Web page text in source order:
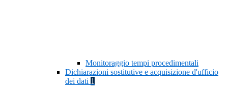
Monitoraggio tempi procedimentali
Dichiarazioni sostitutive e acquisizione d'ufficio
dei dati 1